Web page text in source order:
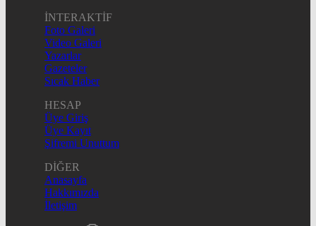
İNTERAKTİF
Foto Galeri
Video Galeri
Yazarlar
Gazeteler
Sıcak Haber
HESAP
Üye Giriş
Üye Kayıt
Şifremi Unuttum
DİĞER
Anasayfa
Hakkımızda
İletişim